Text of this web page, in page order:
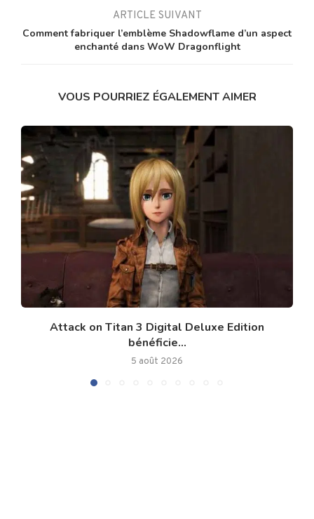
ARTICLE SUIVANT
Comment fabriquer l’emblème Shadowflame d’un aspect
enchanté dans WoW Dragonflight
VOUS POURRIEZ ÉGALEMENT AIMER
Attack on Titan 3 Digital Deluxe Edition
bénéficie...
5 août 2026